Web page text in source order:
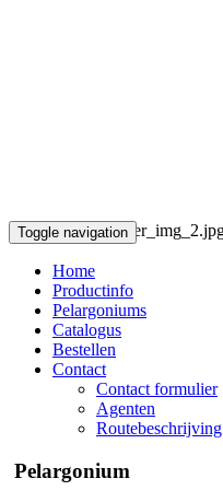
Toggle navigation
Home
Productinfo
Pelargoniums
Catalogus
Bestellen
Contact
Contact formulier
Agenten
Routebeschrijving
Pelargonium